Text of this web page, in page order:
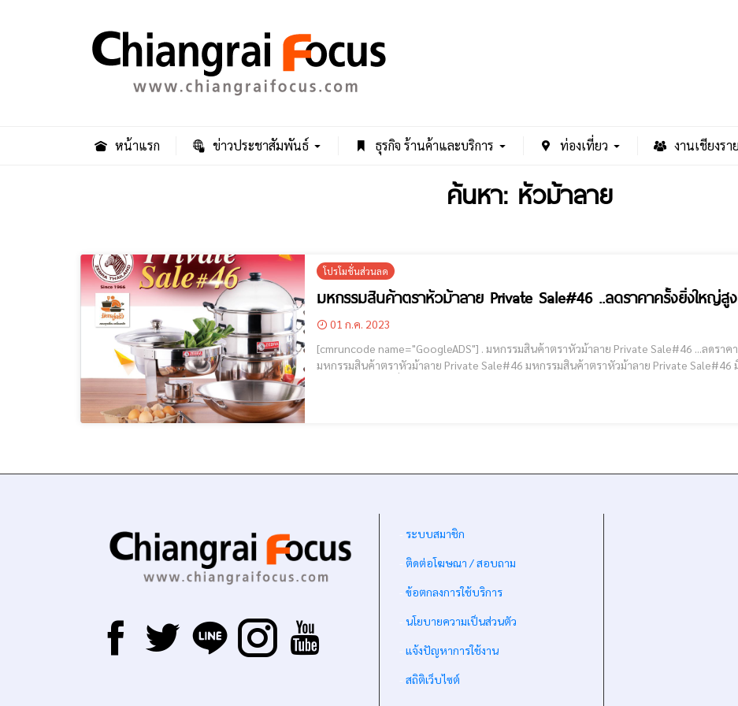
หน้าแรก ข่าวประชาสัมพันธ์ ธุรกิจ ร้านค้าและบริการ ท่องเที่ยว งานเชียงราย
ค้นหา: หัวม้าลาย
โปรโมชั่นส่วนลด
มหกรรมสินค้าตราหัวม้าลาย Private Sale#46 ..ลดราคาครั้งยิ่งใหญ่
01 ก.ค. 2023
[cmruncode name="GoogleADS"] . มหกรรมสินค้าตราหัวม้าลาย Private Sale#46 ...ลดราคาครั้งยิ่งใหญ่สูงสุด 60% ตั้งแต่วันนี้ – 31 ก.ค. 66
มหกรรมสินค้าตราหัวม้าลาย Private Sale#46 มหกรรมสินค้าตราหัวม้าลาย Private Sale#46 มิตรคู่ครัว-คิทเช่นดีโป ครบทุกเรื่อง เครื่องครัว :
ระบบสมาชิก
ติดต่อโฆษณา / สอบถาม
ข้อตกลงการใช้บริการ
นโยบายความเป็นส่วนตัว
แจ้งปัญหาการใช้งาน
สถิติเว็บไซต์